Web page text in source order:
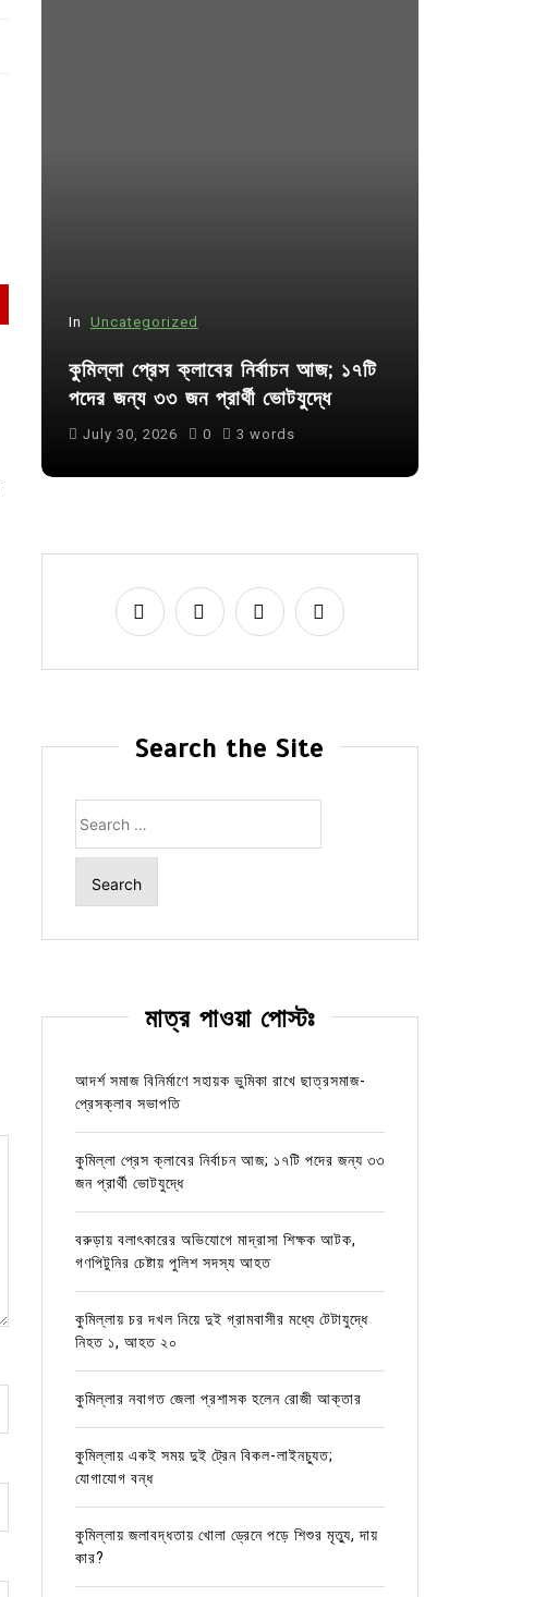
In Uncategorized
কুমিল্লা প্রেস ক্লাবের নির্বাচন আজ; ১৭টি
পদের জন্য ৩৩ জন প্রার্থী ভোটযুদ্ধে
July 30, 2026 0 3 words
Search the Site
for:
মাত্র পাওয়া পোস্টঃ
আদর্শ সমাজ বিনির্মাণে সহায়ক ভুমিকা রাখে ছাত্রসমাজ-
প্রেসক্লাব সভাপতি
কুমিল্লা প্রেস ক্লাবের নির্বাচন আজ; ১৭টি পদের জন্য ৩৩
জন প্রার্থী ভোটযুদ্ধে
বরুড়ায় বলাৎকারের অভিযোগে মাদ্রাসা শিক্ষক আটক,
গণপিটুনির চেষ্টায় পুলিশ সদস্য আহত
কুমিল্লায় চর দখল নিয়ে দুই গ্রামবাসীর মধ্যে টেটাযুদ্ধে
নিহত ১, আহত ২০
কুমিল্লার নবাগত জেলা প্রশাসক হলেন রোজী আক্তার
কুমিল্লায় একই সময় দুই ট্রেন বিকল-লাইনচ্যুত;
যোগাযোগ বন্ধ
কুমিল্লায় জলাবদ্ধতায় খোলা ড্রেনে পড়ে শিশুর মৃত্যু, দায়
কার?